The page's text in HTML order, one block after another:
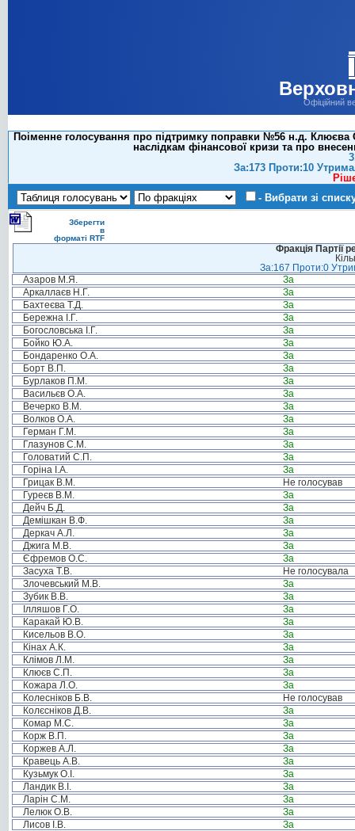
Офіційний
Поіменне голосування про підтримку поправки №56 н.д.
наслідкам фінансової кризи та про
За:173 Проти:10
- Вибрати зі
Зберегти
в
форматі RTF
Фракція Партії
За:167 Проти:0
Азаров М.Я.
За
Аркаллаєв Н.Г.
За
Бахтеєва Т.Д.
За
Бережна І.Г.
За
Богословська І.Г.
За
Бойко Ю.А.
За
Бондаренко О.А.
За
Борт В.П.
За
Бурлаков П.М.
За
Васильєв О.А.
За
Вечерко В.М.
За
Волков О.А.
За
Герман Г.М.
За
Глазунов С.М.
За
Головатий С.П.
За
Горіна І.А.
За
Грицак В.М.
Не голосував
Гуреєв В.М.
За
Дейч Б.Д.
За
Демішкан В.Ф.
За
Деркач А.Л.
За
Джига М.В.
За
Єфремов О.С.
За
Засуха Т.В.
Не голосувала
Злочевський М.В.
За
Зубик В.В.
За
Ілляшов Г.О.
За
Каракай Ю.В.
За
Кисельов В.О.
За
Кінах А.К.
За
Клімов Л.М.
За
Клюєв С.П.
За
Кожара Л.О.
За
Колесніков Б.В.
Не голосував
Колєсніков Д.В.
За
Комар М.С.
За
Корж В.П.
За
Коржев А.Л.
За
Кравець А.В.
За
Кузьмук О.І.
За
Ландик В.І.
За
Ларін С.М.
За
Лелюк О.В.
За
Лисов І.В.
За